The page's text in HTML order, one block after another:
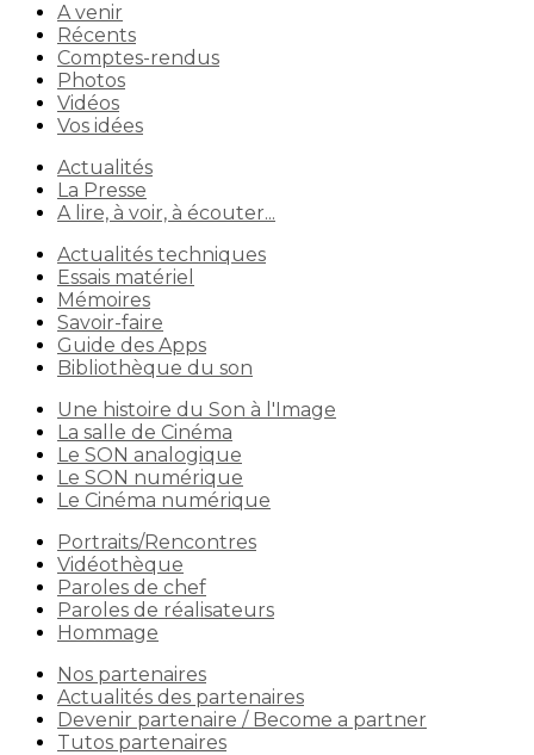
A venir
Récents
Comptes-rendus
Photos
Vidéos
Vos idées
Actualités
La Presse
A lire, à voir, à écouter...
Actualités techniques
Essais matériel
Mémoires
Savoir-faire
Guide des Apps
Bibliothèque du son
Une histoire du Son à l'Image
La salle de Cinéma
Le SON analogique
Le SON numérique
Le Cinéma numérique
Portraits/Rencontres
Vidéothèque
Paroles de chef
Paroles de réalisateurs
Hommage
Nos partenaires
Actualités des partenaires
Devenir partenaire / Become a partner
Tutos partenaires